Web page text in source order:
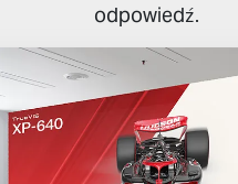
odpowiedź.